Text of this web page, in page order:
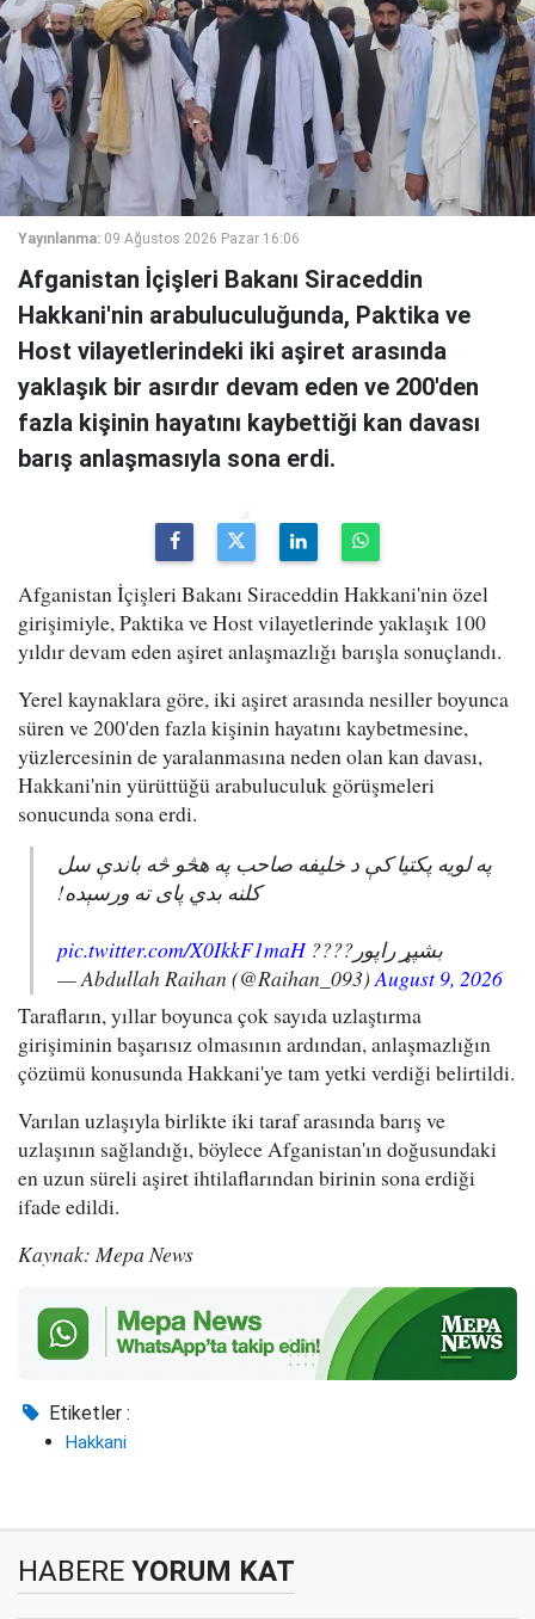
Yayınlanma: 09 Ağustos 2026 Pazar 16:06
Afganistan İçişleri Bakanı Siraceddin
Hakkani'nin arabuluculuğunda, Paktika ve
Host vilayetlerindeki iki aşiret arasında
yaklaşık bir asırdır devam eden ve 200'den
fazla kişinin hayatını kaybettiği kan davası
barış anlaşmasıyla sona erdi.
Afganistan İçişleri Bakanı Siraceddin Hakkani'nin özel
girişimiyle, Paktika ve Host vilayetlerinde yaklaşık 100
yıldır devam eden aşiret anlaşmazlığı barışla sonuçlandı.
Yerel kaynaklara göre, iki aşiret arasında nesiller boyunca
süren ve 200'den fazla kişinin hayatını kaybetmesine,
yüzlercesinin de yaralanmasına neden olan kan davası,
Hakkani'nin yürüttüğü arabuluculuk görüşmeleri
sonucunda sona erdi.
په لویه پکتیا کې د خلیفه صاحب په هڅو څه باندې سل
کلنه بدي پای ته ورسېده!
بشپړ راپور????pic.twitter.com/X0IkkF1maH
— Abdullah Raihan (@Raihan_093)August 9, 2026
Tarafların, yıllar boyunca çok sayıda uzlaştırma
girişiminin başarısız olmasının ardından, anlaşmazlığın
çözümü konusunda Hakkani'ye tam yetki verdiği belirtildi.
Varılan uzlaşıyla birlikte iki taraf arasında barış ve
uzlaşının sağlandığı, böylece Afganistan'ın doğusundaki
en uzun süreli aşiret ihtilaflarından birinin sona erdiği
ifade edildi.
Kaynak: Mepa News
Etiketler :
Hakkani
HABERE YORUM KAT